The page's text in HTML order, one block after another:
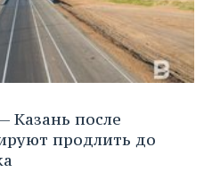
Казань после
продлить до